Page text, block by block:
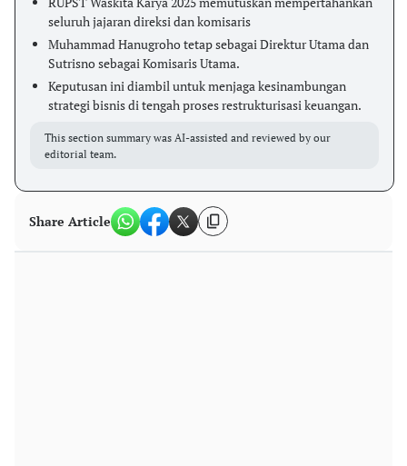
seluruh jajaran direksi dan komisaris
Muhammad Hanugroho tetap sebagai Direktur Utama dan
Sutrisno sebagai Komisaris Utama.
Keputusan ini diambil untuk menjaga kesinambungan
strategi bisnis di tengah proses restrukturisasi keuangan.
This section summary was AI-assisted and reviewed by our
editorial team.
Share Article